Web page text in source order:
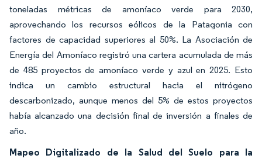
toneladas métricas de amoníaco verde para 2030,
aprovechando los recursos eólicos de la Patagonia con
factores de capacidad superiores al 50%. La Asociación de
Energía del Amoníaco registró una cartera acumulada de más
de 485 proyectos de amoníaco verde y azul en 2025. Esto
indica un cambio estructural hacia el nitrógeno
descarbonizado, aunque menos del 5% de estos proyectos
había alcanzado una decisión final de inversión a finales de
año.
Mapeo Digitalizado de la Salud del Suelo para la